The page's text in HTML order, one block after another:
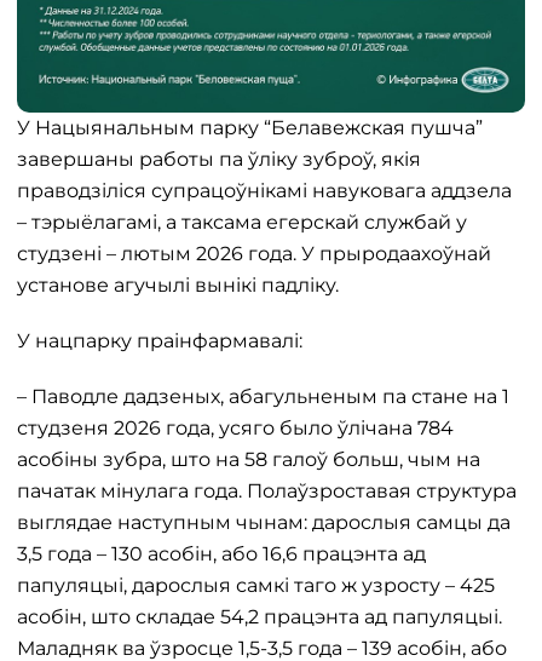
У Нацыянальным парку “Белавежская пушча”
завершаны работы па ўліку зуброў, якія
праводзіліся супрацоўнікамі навуковага аддзела
– тэрыёлагамі, а таксама егерскай службай у
студзені – лютым 2026 года. У прыродаахоўнай
установе агучылі вынікі падліку.
У нацпарку праінфармавалі:
– Паводле дадзеных, абагульненым па стане на 1
студзеня 2026 года, усяго было ўлічана 784
асобіны зубра, што на 58 галоў больш, чым на
пачатак мінулага года. Полаўзроставая структура
выглядае наступным чынам: дарослыя самцы да
3,5 года – 130 асобін, або 16,6 працэнта ад
папуляцыі, дарослыя самкі таго ж узросту – 425
асобін, што складае 54,2 працэнта ад папуляцыі.
Маладняк ва ўзросце 1,5-3,5 года – 139 асобін, або